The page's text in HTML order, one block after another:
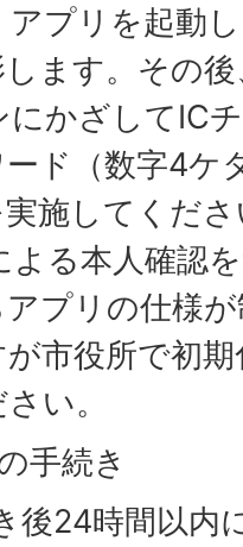
プリを起動
ます。その
かざしてIC
ド（数字4ケ
施してくだ
よる本人確認
プリの仕様
市役所で初
い。
手続き
後24時間以内